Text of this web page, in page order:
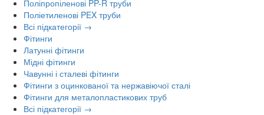
Поліпропіленові PP-R труби
Поліетиленові PEX труби
Всі підкатегорії →
Фітинги
Латунні фітинги
Мідні фітинги
Чавунні і сталеві фітинги
Фітинги з оцинкованої та нержавіючої сталі
Фітинги для металопластикових труб
Всі підкатегорії →